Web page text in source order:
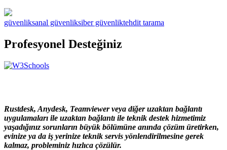
güvenliksanal güvenliksiber güvenliktehdit tarama
Profesyonel Desteğiniz
Rustdesk, Anydesk, Teamviewer veya diğer uzaktan bağlantı
uygulamaları ile uzaktan bağlantı ile teknik destek hizmetimiz
yaşadığınız sorunların büyük bölümüne anında çözüm üretirken,
evinize ya da iş yerinize teknik servis yönlendirilmesine gerek
kalmaz, probleminiz hızlıca çözülür.